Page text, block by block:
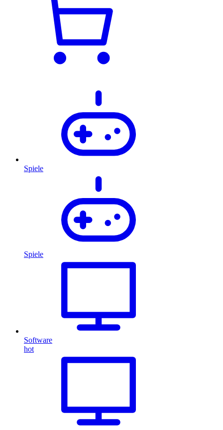
Spiele
Spiele
Software
hot